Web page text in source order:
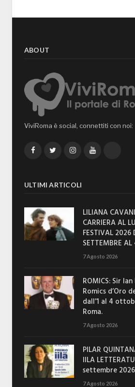
ABOUT
ViviRoma è social, connettiti con noi:
FacebookTwitterInstagramYouTube
ULTIMI ARTICOLI
LILIANA
CARRIERA AL
FESTIVAL 2026
SETTEMBRE
7 Agosto 2026
ROMICS: Sir
Romics d’Oro
dall’1 al 4
Roma.
7 Agosto 2026
PILAR
IILA
settembre 2026
7 Agosto 2026